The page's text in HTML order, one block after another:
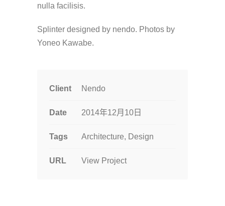
nulla facilisis.
Splinter designed by nendo. Photos by
Yoneo Kawabe.
Client Nendo
Date 2014年12月10日
Tags Architecture, Design
URL View Project